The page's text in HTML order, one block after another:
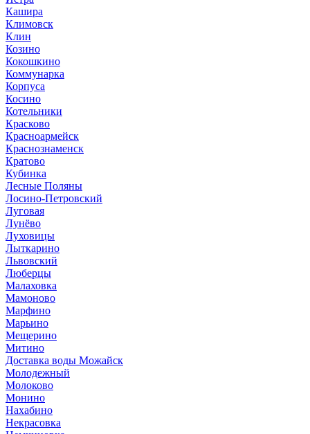
Кашира
Климовск
Клин
Козино
Кокошкино
Коммунарка
Корпуса
Косино
Котельники
Красково
Красноармейск
Краснознаменск
Кратово
Кубинка
Лесные Поляны
Лосино-Петровский
Луговая
Лунёво
Луховицы
Лыткарино
Львовский
Люберцы
Малаховка
Мамоново
Марфино
Марьино
Мещерино
Митино
Доставка воды Можайск
Молодежный
Молоково
Монино
Нахабино
Некрасовка